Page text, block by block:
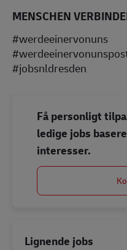
MENSCHEN
#werdeeinervonuns
#jobsnldresden
Få personligt
ledige jobs
interesser.
Lignende jobs